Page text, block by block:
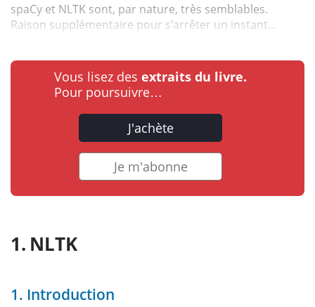
spaCy et NLTK sont, par nature, très semblables.
Raison supplémentaire pour s’arrêter un instant...
Vous lisez des extraits du livre.
Pour poursuivre…
J'achète
Je m'abonne
NLTK
1. Introduction